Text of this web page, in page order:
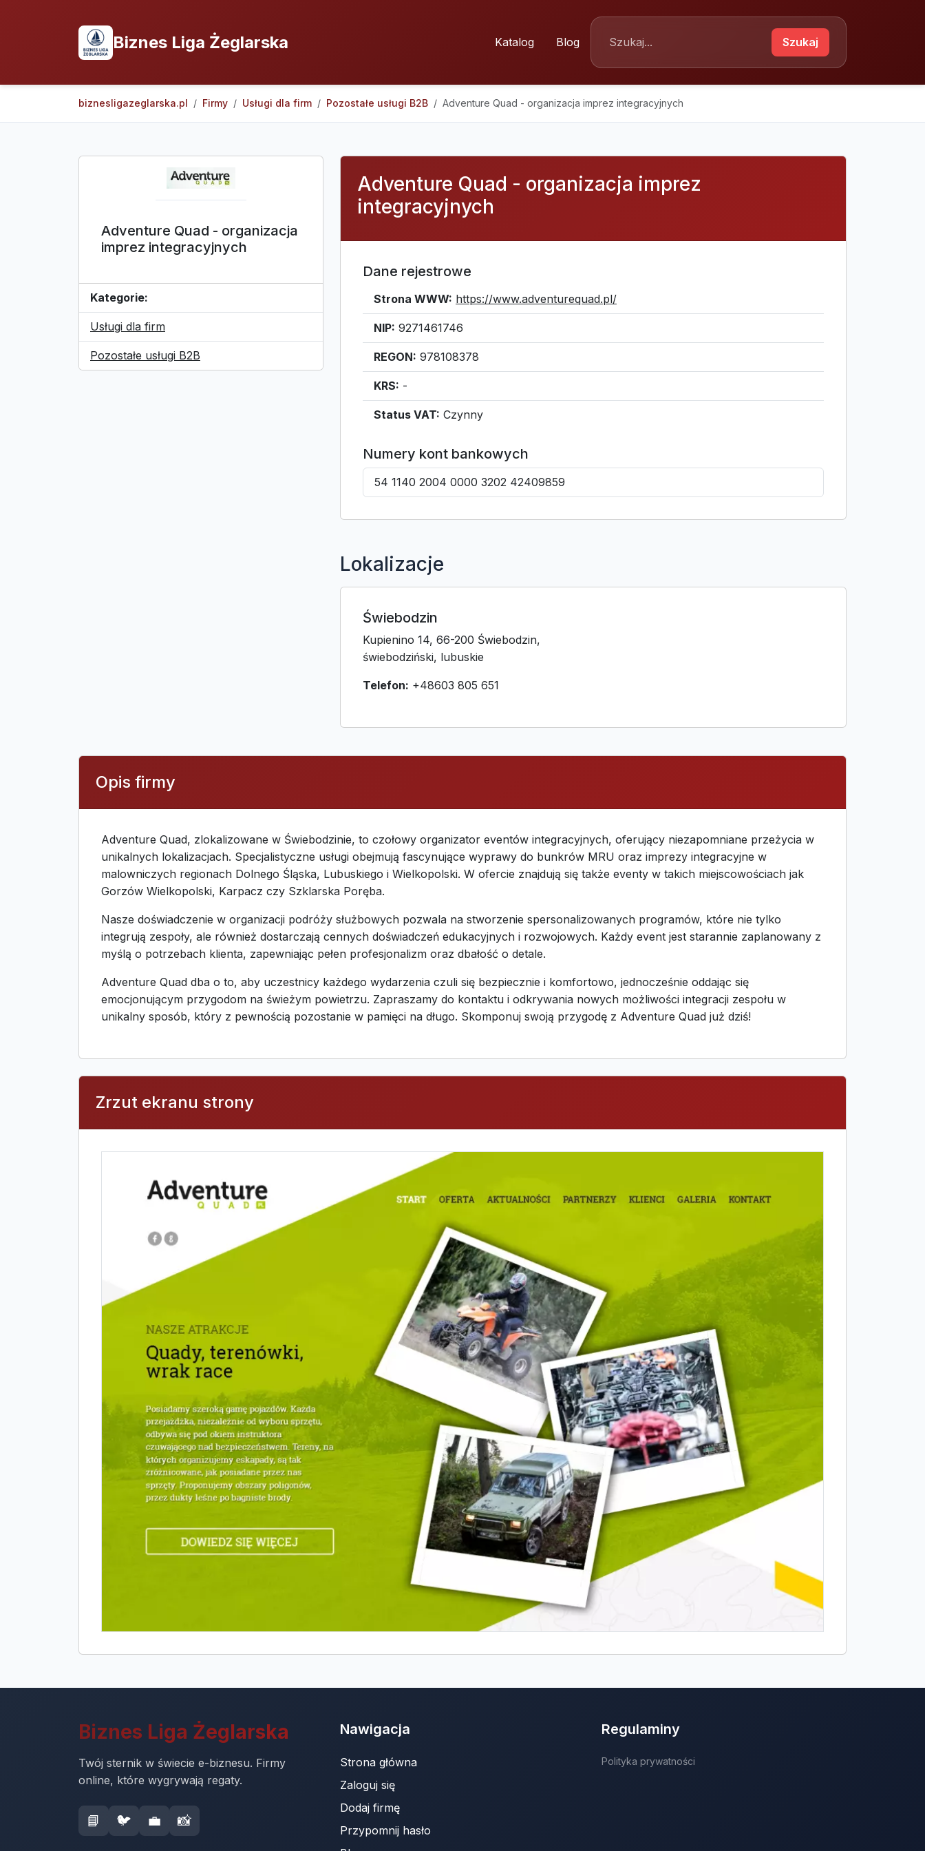
Biznes Liga Żeglarska Katalog Blog Szukaj
biznesligazeglarska.pl Firmy Usługi dla firm Pozostałe usługi B2B Adventure Quad - organizacja imprez integracyjnych
Adventure Quad - organizacja
imprez integracyjnych
Kategorie:
Usługi dla firm
Pozostałe usługi B2B
Adventure Quad - organizacja imprez
integracyjnych
Dane rejestrowe
Strona WWW: https://www.adventurequad.pl/
NIP: 9271461746
REGON: 978108378
KRS: -
Status VAT: Czynny
Numery kont bankowych
54 1140 2004 0000 3202 42409859
Lokalizacje
Świebodzin
Kupienino 14, 66-200 Świebodzin,
świebodziński, lubuskie
Telefon: +48603 805 651
Opis firmy
Adventure Quad, zlokalizowane w Świebodzinie, to czołowy organizator eventów integracyjnych, oferujący niezapomniane przeżycia w
unikalnych lokalizacjach. Specjalistyczne usługi obejmują fascynujące wyprawy do bunkrów MRU oraz imprezy integracyjne w
malowniczych regionach Dolnego Śląska, Lubuskiego i Wielkopolski. W ofercie znajdują się także eventy w takich miejscowościach jak
Gorzów Wielkopolski, Karpacz czy Szklarska Poręba.
Nasze doświadczenie w organizacji podróży służbowych pozwala na stworzenie spersonalizowanych programów, które nie tylko
integrują zespoły, ale również dostarczają cennych doświadczeń edukacyjnych i rozwojowych. Każdy event jest starannie zaplanowany z
myślą o potrzebach klienta, zapewniając pełen profesjonalizm oraz dbałość o detale.
Adventure Quad dba o to, aby uczestnicy każdego wydarzenia czuli się bezpiecznie i komfortowo, jednocześnie oddając się
emocjonującym przygodom na świeżym powietrzu. Zapraszamy do kontaktu i odkrywania nowych możliwości integracji zespołu w
unikalny sposób, który z pewnością pozostanie w pamięci na długo. Skomponuj swoją przygodę z Adventure Quad już dziś!
Zrzut ekranu strony
Biznes Liga Żeglarska
Twój sternik w świecie e-biznesu. Firmy
online, które wygrywają regaty.
📘 🐦 💼 📸
Nawigacja
Strona główna
Zaloguj się
Dodaj firmę
Przypomnij hasło
Regulaminy
Polityka prywatności